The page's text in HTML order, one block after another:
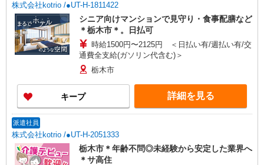
株式会社kotrio /●UT-H-1811422
シニア向けマンションで見守り・食事配膳など
＊栃木市＊。日払可
時給1500円〜2125円 ＜日払い有/週払い有/交
通費全支給(ガソリン代含む)＞
栃木市
キープ 詳細を見る
派遣社員
株式会社kotrio /●UT-H-2051333
栃木市＊年齢不問◎未経験から安定した業界へ
＊サ高住